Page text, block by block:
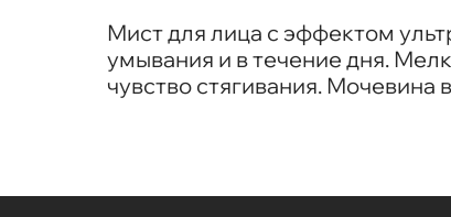
Мист для лица с эффектом
умывания и в течение дня.
чувство стягивания.